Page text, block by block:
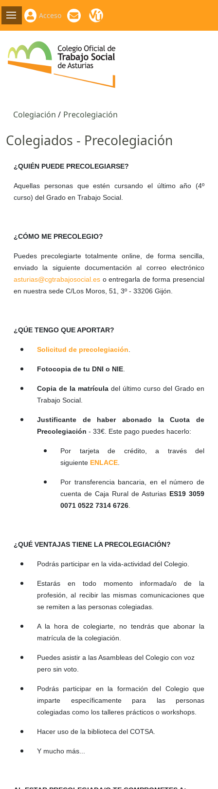
Acceso
Colegiación Precolegiación
Colegiados - Precolegiación
¿QUIÉN PUEDE PRECOLEGIARSE?
Aquellas personas que estén cursando el último año (4º
curso) del Grado en Trabajo Social.
¿CÓMO ME PRECOLEGIO?
Puedes precolegiarte totalmente online, de forma sencilla,
enviado la siguiente documentación al correo electrónico
asturias@cgtrabajosocial.es o entregarla de forma presencial
en nuestra sede C/Los Moros, 51, 3º - 33206 Gijón.
¿QÚE TENGO QUE APORTAR?
Solicitud de precolegiación
Fotocopia de tu DNI o NIE
Copia de la matrícula del último curso del Grado en
Trabajo Social.
Justificante de haber abonado la Cuota de
Precolegiación - 33€. Este pago puedes hacerlo:
​Por tarjeta de crédito, a través del
siguiente ENLACE
Por transferencia bancaria, en el número de
cuenta de Caja Rural de Asturias ES19 3059
0071 0522 7314 6726
¿QUÉ VENTAJAS TIENE LA PRECOLEGIACIÓN?
Podrás participar en la vida-actividad del Colegio.
Estarás en todo momento informada/o de la
profesión, al recibir las mismas comunicaciones que
se remiten a las personas colegiadas.
A la hora de colegiarte, no tendrás que abonar la
matrícula de la colegiación.
Puedes asistir a las Asambleas del Colegio con voz
pero sin voto.
Podrás participar en la formación del Colegio que
imparte específicamente para las personas
colegiadas como los talleres prácticos o workshops.
Hacer uso de la biblioteca del COTSA.
Y mucho más...